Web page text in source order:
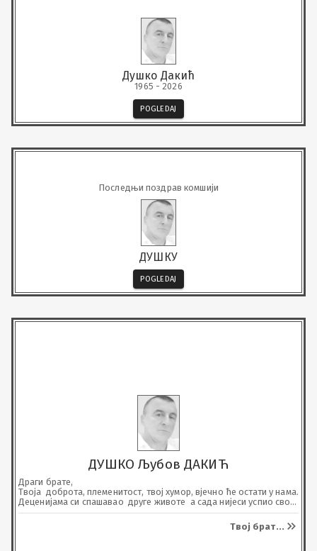
Душко Дакић
1965 - 2026
POGLEDAJ
Последњи поздрав комшији
ДУШКУ
POGLEDAJ
ДУШКО Љубов ДАКИЋ
Драги брате,
Твоја  доброта, племенитост, твој хумор, вјечно ће остати у нама.
Деценијама си спашавао  друге животе  а сада нијеси успио свој
да спасиш.
Драги Брате,  почивај у миру. Нека те анђели чувају.Твој брат...